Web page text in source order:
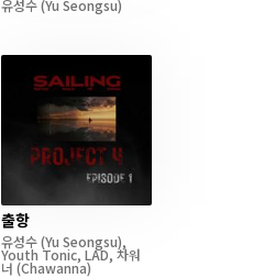
유성수(Yu Seongsu)
출항
유성수(Yu Seongsu),
Youth Tonic, LAD, 차워
너 (Chawanna)